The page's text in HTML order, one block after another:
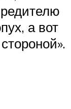
а вот